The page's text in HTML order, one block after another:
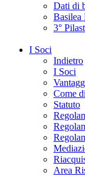
Dati di
Basilea
3°
I Soci
Indietro
I Soci
Come
Statuto
Area